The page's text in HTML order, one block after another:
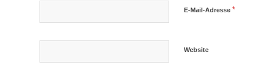
E-Mail-Adresse *
Website